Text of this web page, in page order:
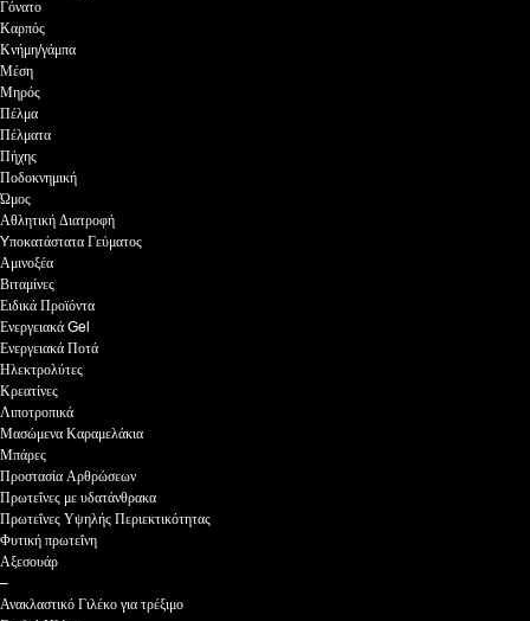
Γόνατο
Καρπός
Κνήμη/γάμπα
Μέση
Μηρός
Πέλμα
Πέλματα
Πήχης
Ποδοκνημική
Ώμος
Αθλητική Διατροφή
Yποκατάστατα Γεύματος
Αμινοξέα
Βιταμίνες
Ειδικά Προϊόντα
Ενεργειακά Gel
Ενεργειακά Ποτά
Ηλεκτρολύτες
Κρεατίνες
Λιποτροπικά
Μασώμενα Καραμελάκια
Μπάρες
Προστασία Αρθρώσεων
Πρωτεΐνες με υδατάνθρακα
Πρωτεΐνες Υψηλής Περιεκτικότητας
Φυτική πρωτεΐνη
Αξεσουάρ
–
Ανακλαστικό Γιλέκο για τρέξιμο